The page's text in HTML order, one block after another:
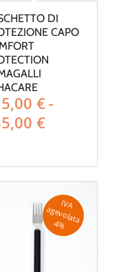
DI
CAPO
€-
€Fascia
da
135,00 €
a
155,00 €
IV
A
a
g
e
v
o
la
ta
4
%